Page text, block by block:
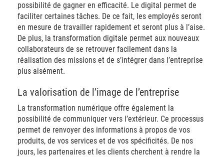
possibilité de gagner en efficacité. Le digital permet de
faciliter certaines tâches. De ce fait, les employés seront
en mesure de travailler rapidement et seront plus à l’aise.
De plus, la transformation digitale permet aux nouveaux
collaborateurs de se retrouver facilement dans la
réalisation des missions et de s’intégrer dans l’entreprise
plus aisément.
La valorisation de l’image de l’entreprise
La transformation numérique offre également la
possibilité de communiquer vers l’extérieur. Ce processus
permet de renvoyer des informations à propos de vos
produits, de vos services et de vos spécificités. De nos
jours, les partenaires et les clients cherchent à rendre la